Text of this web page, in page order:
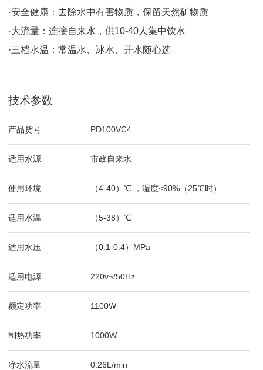
·安全健康：去除水中有害物质，保留天然矿物质
·大流量：连接自来水，供10-40人集中饮水
·三档水温：常温水、冰水、开水随心选
技术参数
产品货号 PD100VC4
适用水源 市政自来水
使用环境 （4-40）℃ ，湿度≤90%（25℃时）
适用水温 （5-38）℃
适用水压 （0.1-0.4）MPa
适用电源 220v~/50Hz
额定功率 1100W
制热功率 1000W
净水流量 0.26L/min